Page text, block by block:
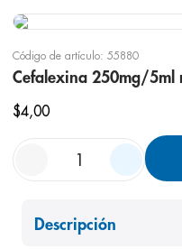
Código de artículo: 55880
Cefalexina 250mg/5ml
$4,00
Descripción
términos más
1. protector solar
2.
3. eucerin
cerave
6. shampoo